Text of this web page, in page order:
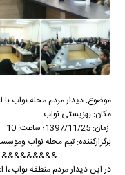
موضوع: دیدار مردم محله نواب
مکان: بهزیستی نواب
زمان: 1397/11/25؛ ساعت: 10
برگزارکننده: تیم محله نواب
&&&&&&&&&
در این دیدار مردم منطقه نواب